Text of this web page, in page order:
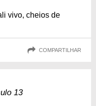
vivo, cheios de
COMPARTILHAR
13